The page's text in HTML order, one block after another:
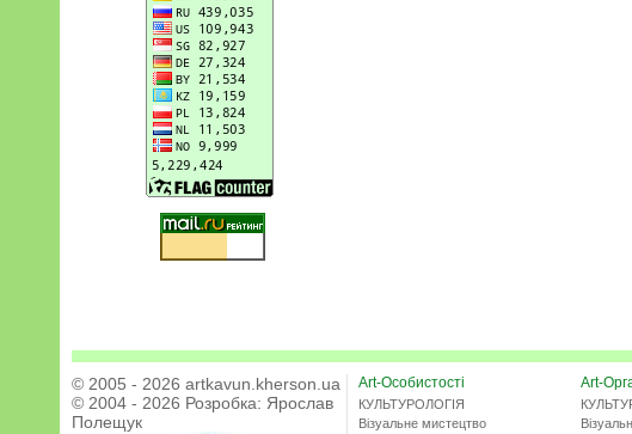
© 2005 - 2026 artkavun.kherson.ua
© 2004 - 2026 Розробка: Ярослав
Полещук
Art-Особистості
КУЛЬТУРОЛОГІЯ
Візуальне мистецтво
Art-